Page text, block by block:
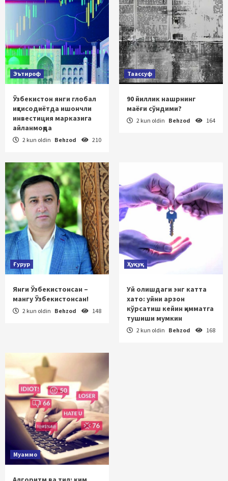
Эътироф
Ўзбекистон янги глобал
иқтисодиётда ишончли
инвестиция марказига
айланмоқда
2 kun oldin Behzod 210
Таассуф
90 йиллик нашрнинг
маёғи сўндими?
2 kun oldin Behzod 164
Ғурур
Янги Ўзбекистонсан –
мангу Ўзбекистонсан!
2 kun oldin Behzod 148
Ҳуқуқ
Уй олишдаги энг катта
хато: уйни арзон
кўрсатиш кейин қимматга
тушиши мумкин
2 kun oldin Behzod 168
Муаммо